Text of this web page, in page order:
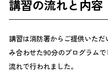
講習の流れと内容
講習は消防署からご提供いた
み合わせた90分のプログラム
流れで行われました。